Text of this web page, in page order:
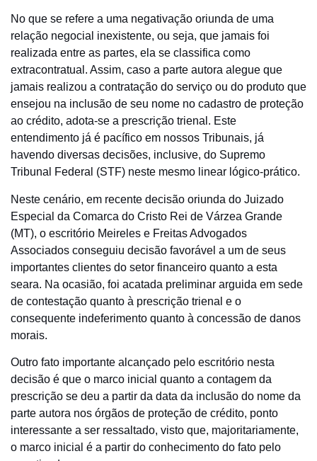
No que se refere a uma negativação oriunda de uma
relação negocial inexistente, ou seja, que jamais foi
realizada entre as partes, ela se classifica como
extracontratual. Assim, caso a parte autora alegue que
jamais realizou a contratação do serviço ou do produto que
ensejou na inclusão de seu nome no cadastro de proteção
ao crédito, adota-se a prescrição trienal. Este
entendimento já é pacífico em nossos Tribunais, já
havendo diversas decisões, inclusive, do Supremo
Tribunal Federal (STF) neste mesmo linear lógico-prático.
Neste cenário, em recente decisão oriunda do Juizado
Especial da Comarca do Cristo Rei de Várzea Grande
(MT), o escritório Meireles e Freitas Advogados
Associados conseguiu decisão favorável a um de seus
importantes clientes do setor financeiro quanto a esta
seara. Na ocasião, foi acatada preliminar arguida em sede
de contestação quanto à prescrição trienal e o
consequente indeferimento quanto à concessão de danos
morais.
Outro fato importante alcançado pelo escritório nesta
decisão é que o marco inicial quanto a contagem da
prescrição se deu a partir da data da inclusão do nome da
parte autora nos órgãos de proteção de crédito, ponto
interessante a ser ressaltado, visto que, majoritariamente,
o marco inicial é a partir do conhecimento do fato pelo